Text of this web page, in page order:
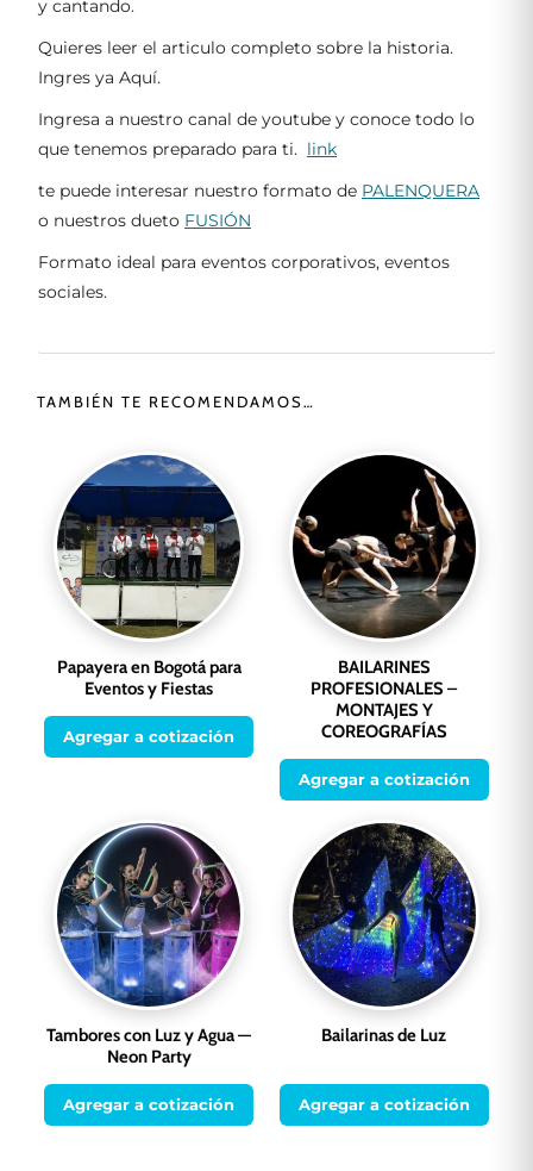
y cantando.
Quieres leer el articulo completo sobre la historia.
Ingres ya Aquí.
Ingresa a nuestro canal de youtube y conoce todo lo
que tenemos preparado para ti. link
te puede interesar nuestro formato de PALENQUERA
o nuestros dueto FUSIÓN
Formato ideal para eventos corporativos, eventos
sociales.
TAMBIÉN TE RECOMENDAMOS…
Papayera en Bogotá para
Eventos y Fiestas
Agregar a cotización
BAILARINES
PROFESIONALES –
MONTAJES Y
COREOGRAFÍAS
Agregar a cotización
Tambores con Luz y Agua —
Neon Party
Agregar a cotización
Bailarinas de Luz
Agregar a cotización